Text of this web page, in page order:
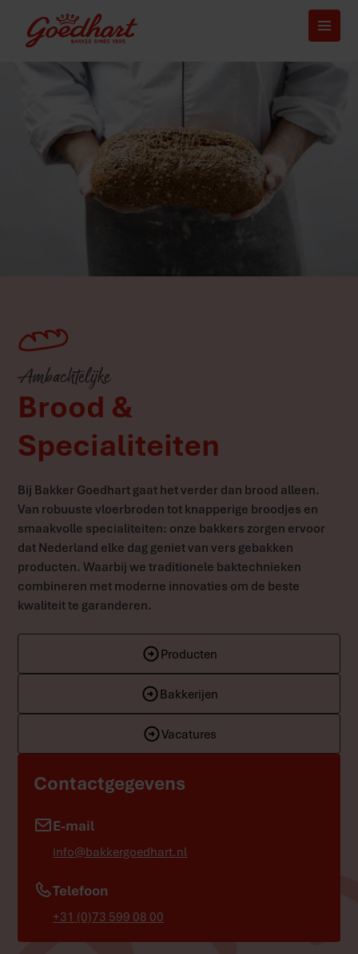
Ambachtelijke
Brood &
Specialiteiten
Bij Bakker Goedhart gaat het verder dan brood alleen.
Van robuuste vloerbroden tot knapperige broodjes en
smaakvolle specialiteiten: onze bakkers zorgen ervoor
dat Nederland elke dag geniet van vers gebakken
producten. Waarbij we traditionele baktechnieken
combineren met moderne innovaties om de beste
kwaliteit te garanderen.
Producten
Bakkerijen
Vacatures
Contactgegevens
E-mail
info@bakkergoedhart.nl
Telefoon
+31 (0)73 599 08 00